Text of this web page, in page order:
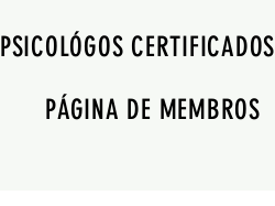
PSICOLÓGOS CERTIFICADOS
PÁGINA DE MEMBROS